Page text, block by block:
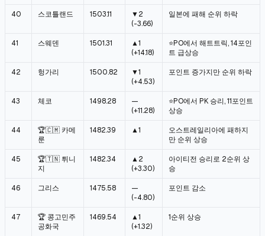
40 스코틀랜드 1503.11
▼2
(-3.66)
일본에 패해 순위 하락
41 스웨덴 1501.31
▲1
(+14.18)
⭐PO에서 해트트릭, 14포인
트 급상승
42 헝가리 1500.82
▼1
(+4.53)
포인트 증가지만 순위 하락
43 체코 1498.28
—
(+11.28)
⭐PO에서 PK 승리, 11포인트
상승
44
🏆🇨🇲 카메
룬
1482.39 ▲1
오스트레일리아에 패하지
만 순위 상승
45
🏆🇹🇳 튀니
지
1482.34
▲2
(+3.30)
아이티전 승리로 2순위 상
승
46 그리스 1475.58
—
(-4.80)
포인트 감소
47
🏆 콩고민주
공화국
1469.54
▲1
(+1.32)
1순위 상승